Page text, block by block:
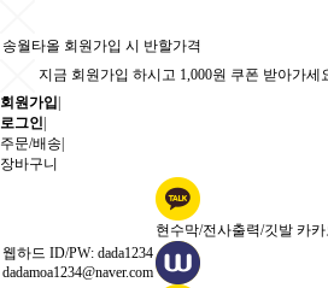
송월타올 회원가입 시 반할가격
지금 회원가입 하시고 1,000원 쿠폰 받아가세
회원가입
로그인
주문/배송
장바구니
웹하드 ID/PW: dada1234
dadamoa1234@naver.com
현수막/전사출력/깃발 카카